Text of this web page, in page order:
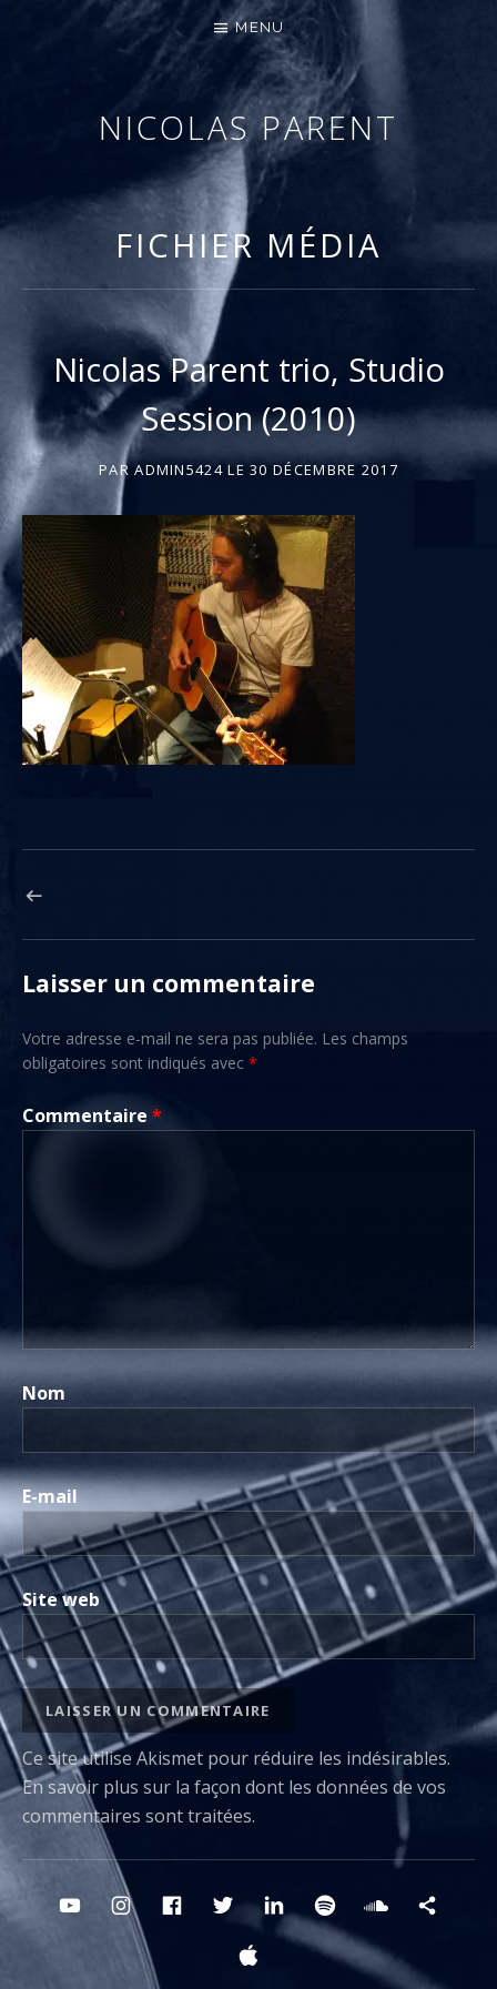
NICOLAS PARENT
MUSICIEN – COMPOSITEUR
MENU
FICHIER MÉDIA
Nicolas Parent trio, Studio
Session (2010)
PARADMIN5424 LE 30 DÉCEMBRE 2017
Navigation de l’article
Laisser un commentaire
Votre adresse e-mail ne sera pas publiée. Les champs
obligatoires sont indiqués avec *
Commentaire *
Nom
E-mail
Site web
Ce site utilise Akismet pour réduire les indésirables.
En savoir plus sur la façon dont les données de vos
commentaires sont traitées.
Boutons des médias sociaux
YouTube
InstagramTwitterLinkedin
Spotify
Apple